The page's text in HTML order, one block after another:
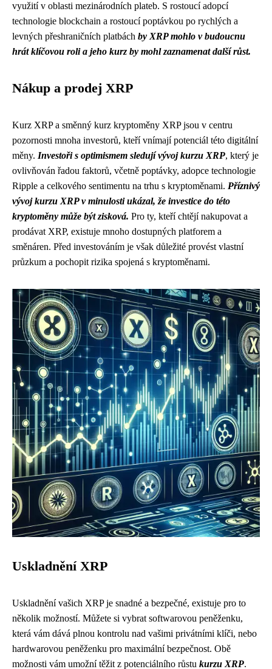
využití v oblasti mezinárodních plateb. S rostoucí adopcí
technologie blockchain a rostoucí poptávkou po rychlých a
levných přeshraničních platbách by XRP mohlo v budoucnu
hrát klíčovou roli a jeho kurz by mohl zaznamenat další růst.
Nákup a prodej XRP
Kurz XRP a směnný kurz kryptoměny XRP jsou v centru
pozornosti mnoha investorů, kteří vnímají potenciál této digitální
měny. Investoři s optimismem sledují vývoj kurzu XRP, který je
ovlivňován řadou faktorů, včetně poptávky, adopce technologie
Ripple a celkového sentimentu na trhu s kryptoměnami. Příznivý
vývoj kurzu XRP v minulosti ukázal, že investice do této
kryptoměny může být zisková. Pro ty, kteří chtějí nakupovat a
prodávat XRP, existuje mnoho dostupných platforem a
směnáren. Před investováním je však důležité provést vlastní
průzkum a pochopit rizika spojená s kryptoměnami.
Uskladnění XRP
Uskladnění vašich XRP je snadné a bezpečné, existuje pro to
několik možností. Můžete si vybrat softwarovou peněženku,
která vám dává plnou kontrolu nad vašimi privátními klíči, nebo
hardwarovou peněženku pro maximální bezpečnost. Obě
možnosti vám umožní těžit z potenciálního růstu kurzu XRP.